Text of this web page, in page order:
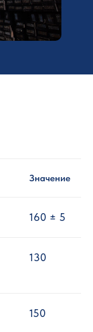
Значение
160 ± 5
130
150